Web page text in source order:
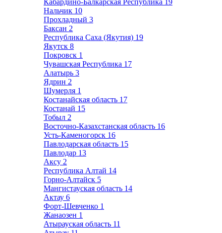
Кабардино-Балкарская Республика 19
Нальчик 10
Прохладный 3
Баксан 2
Республика Саха (Якутия) 19
Якутск 8
Покровск 1
Чувашская Республика 17
Алатырь 3
Ядрин 2
Шумерля 1
Костанайская область 17
Костанай 15
Тобыл 2
Восточно-Казахстанская область 16
Усть-Каменогорск 16
Павлодарская область 15
Павлодар 13
Аксу 2
Республика Алтай 14
Горно-Алтайск 5
Мангистауская область 14
Актау 6
Форт-Шевченко 1
Жанаозен 1
Атырауская область 11